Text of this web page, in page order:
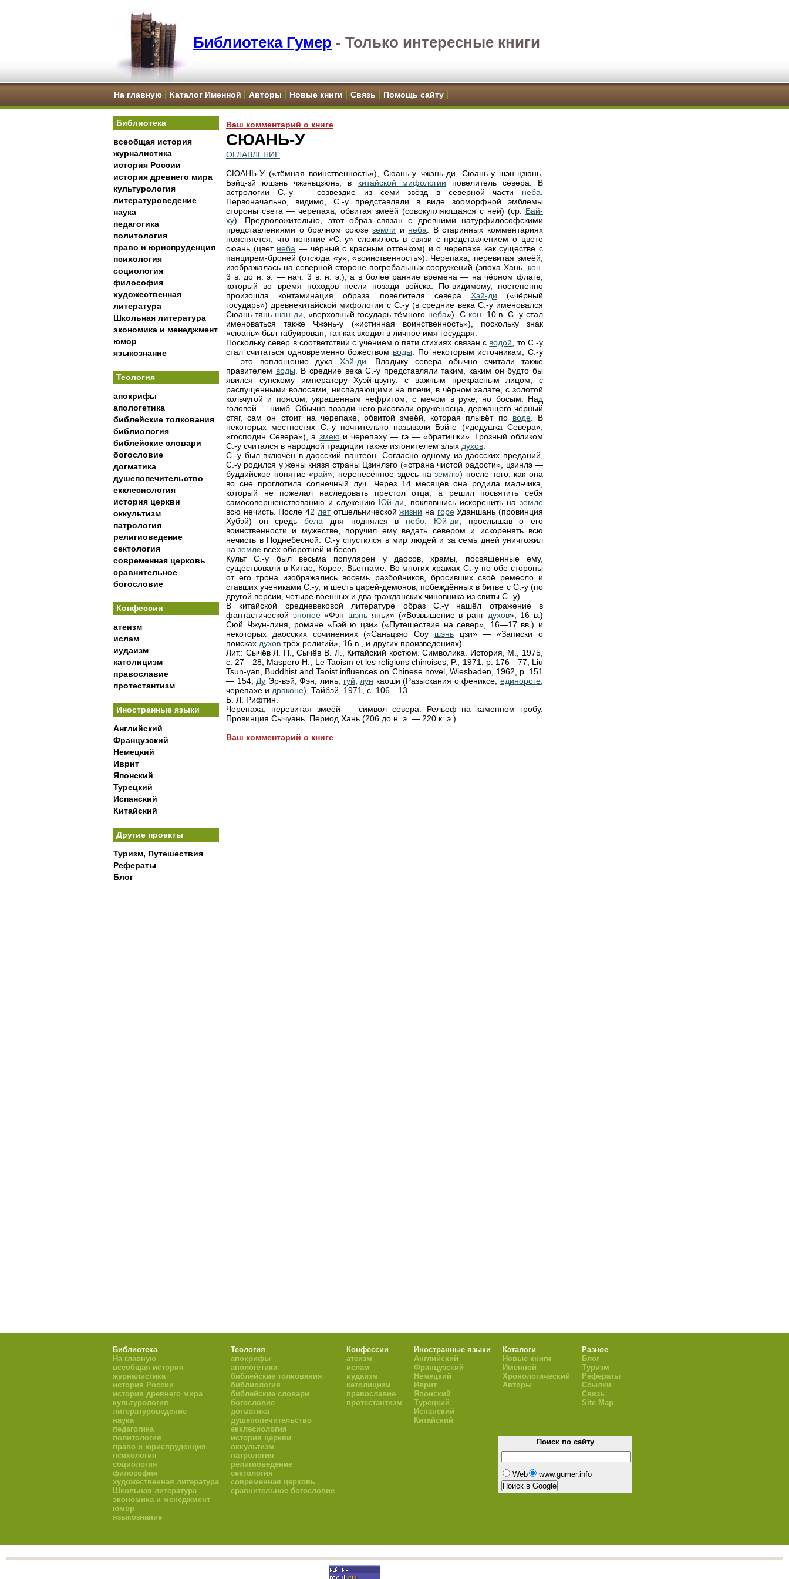
Библиотека Гумер - Только интересные книги
На главную Каталог Именной Авторы Новые книги Связь Помощь сайту
Библиотека
всеобщая история
журналистика
история России
история древнего мира
культурология
литературоведение
наука
педагогика
политология
право и юриспруденция
психология
социология
философия
художественная
литература
Школьная литература
экономика и менеджмент
юмор
языкознание
Теология
апокрифы
апологетика
библейские толкования
библиология
библейские словари
богословие
догматика
душепопечительство
екклесиология
история церкви
оккультизм
патрология
религиоведение
сектология
современная церковь
сравнительное
богословие
Конфессии
атеизм
ислам
иудаизм
католицизм
православие
протестантизм
Иностранные языки
Английский
Французский
Немецкий
Иврит
Японский
Турецкий
Испанский
Китайский
Другие проекты
Туризм, Путешествия
Рефераты
Блог
Ваш комментарий о книге
СЮАНЬ-У
ОГЛАВЛЕНИЕ
СЮАНЬ-У («тёмная воинственность»), Сюань-y чжэнь-ди, Сюань-у шэн-цзюнь,
Бэйц-зй юшэнь чжэньцзюнь, в китайской мифологии повелитель севера. В
астрологии С.-у — созвездие из семи звёзд в северной части неба
Первоначально, видимо, С.-у представляли в виде зооморфной эмблемы
стороны света — черепаха, обвитая змеёй (совокупляющаяся с ней) (ср. Бай-
ху). Предположительно, этот образ связан с древними натурфилософскими
представлениями о брачном союзеземли и неба . В старинных комментариях
поясняется, что понятие «С.-у» сложилось в связи с представлением о цвете
сюань (цвет неба — чёрный с красным оттенком) и о черепахе как существе с
панцирем-бронёй (отсюда «у», «воинственность»). Черепаха, перевитая змеёй,
изображалась на северной стороне погребальных сооружений (эпоха Хань, кон
3 в. до н. э. — нач. 3 в. н. э.), а в более ранние времена — на чёрном флаге,
который во время походов несли позади войска. По-видимому, постепенно
произошла контаминация образа повелителя севера Хэй-ди («чёрный
государь») древнекитайской мифологии с С.-у (в средние века С.-у именовался
Сюань-тянь шан-ди , «верховный государь тёмного неба»). С кон . 10 в. С.-у стал
именоваться также Чжэнь-у («истинная воинственность»), поскольку знак
«сюань» был табуирован, так как входил в личное имя государя.
Поскольку север в соответствии с учением о пяти стихиях связан с водой , то С.-у
стал считаться одновременно божеством воды . По некоторым источникам, С.-у
— это воплощение духа Хэй-ди . Владыку севера обычно считали также
правителем воды . В средние века С.-у представляли таким, каким он будто бы
явился сунскому императору Хуэй-цзуну: с важным прекрасным лицом, с
распущенными волосами, ниспадающими на плечи, в чёрном халате, с золотой
кольчугой и поясом, украшенным нефритом, с мечом в руке, но босым. Над
головой — нимб. Обычно позади него рисовали оруженосца, держащего чёрный
стяг, сам он стоит на черепахе, обвитой змеёй, которая плывёт по воде. В
некоторых местностях С.-у почтительно называли Бэй-е («дедушка Севера»,
«господин Севера»), а змею и черепаху — гэ — «братишки». Грозный обликом
С.-у считался в народной традиции также изгонителем злых духов
С.-у был включён в даосский пантеон. Согласно одному из даосских преданий,
С.-у родился у жены князя страны Цзинлэго («страна чистой радости», цзинлэ —
буддийское понятие «рай», перенесённое здесь наземлю) после того, как она
во сне проглотила солнечный луч. Через 14 месяцев она родила мальчика,
который не пожелал наследовать престол отца, а решил посвятить себя
самосовершенствованию и служению Юй-ди , поклявшись искоренить наземле
всю нечисть. После 42 летотшельническойжизни на гореУданшань (провинция
Хубэй) он средьбела дня поднялся в небо Юй-ди , прослышав о его
воинственности и мужестве, поручил ему ведать севером и искоренять всю
нечисть в Поднебесной. С.-у спустился в мир людей и за семь дней уничтожил
на земле всех оборотней и бесов.
Культ С.-у был весьма популярен у даосов, храмы, посвященные ему,
существовали в Китае, Корее, Вьетнаме. Во многих храмах С.-у по обе стороны
от его трона изображались восемь разбойников, бросивших своё ремесло и
ставших учениками С.-у, и шесть царей-демонов, побеждённых в битве с С.-у (по
другой версии, четыре военных и два гражданских чиновника из свиты С.-у).
В китайской средневековой литературе образ С.-у нашёл отражение в
фантастической эпопее«Фэн шэнь яньи» («Возвышение в ранг духов», 16 в.)
Сюй Чжун-линя, романе «Бэй ю цзи» («Путешествие на север», 16—17 вв.) и
некоторых даосских сочинениях («Саньцзяо Coy шэньцзи» — «Записки о
поисках духов трёх религий», 16 в., и других произведениях).
Лит.: Сычёв Л. П., Сычёв В. Л., Китайский костюм. Символика. История, М., 1975,
с. 27—28; Masреro H., Le Taoism et les religions chinoises, P., 1971, p. 176—77; Liu
Tsun-yan, Buddhist and Taoist influences on Chinese novel, Wiesbaden, 1962, p. 151
— 154; Ду Эр-вэй, Фэн, линь, гуй лун каоши (Разыскания о фениксе,единороге
черепахе и драконе), Тайбэй, 1971, с. 106—13.
Б. Л. Рифтин.
Черепаха, перевитая змеёй — символ севера. Рельеф на каменном гробу.
Провинция Сычуань. Период Хань (206 до н. э. — 220 к. э.)
Ваш комментарий о книге
Библиотека
На главную
всеобщая история
журналистика
история России
история древнего мира
культурология
литературоведение
наука
педагогика
политология
право и юриспруденция
психология
социология
философия
художественная литература
Школьная литература
экономика и менеджмент
юмор
языкознание
Теология
апокрифы
апологетика
библейские толкования
библиология
библейские словари
богословие
догматика
душепопечительство
екклесиология
история церкви
оккультизм
патрология
религиоведение
сектология
современная церковь
сравнительное богословие
Конфессии
атеизм
ислам
иудаизм
католицизм
православие
протестантизм
Иностранные языки
Английский
Французский
Немецкий
Иврит
Японский
Турецкий
Испанский
Китайский
Каталоги
Новые книги
Именной
Хронологический
Авторы
Разное
Блог
Туризм
Рефераты
Ссылки
Связь
Site Map
Поиск по сайту
Web www.gumer.info